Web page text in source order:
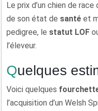
Le prix d’un chien de
de son état de santé et
pedigree, le statut LOF
l’éleveur.
Quelques
Voici quelques
l’acquisition d’un Welsh